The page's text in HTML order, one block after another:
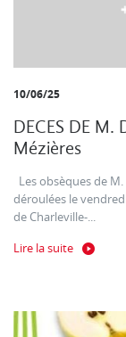
10/06/25
DECES DE M.
Mézières
Les obsèques de
déroulées le
de Charleville-...
Lire la suite